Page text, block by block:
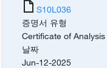
S10L036
증명서 유형
Certificate of Analysis
날짜
Jun-12-2025